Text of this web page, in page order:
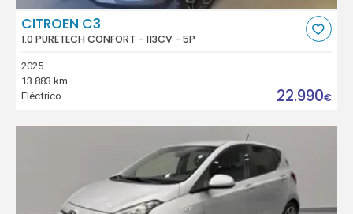
CITROEN C3
1.0 PURETECH CONFORT - 113CV - 5P
2025
13.883 km
Eléctrico
22.990€